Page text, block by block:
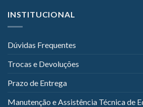
INSTITUCIONAL
Dúvidas Frequentes
Trocas e Devoluções
Prazo de Entrega
Manutenção e Assistência Técnica de